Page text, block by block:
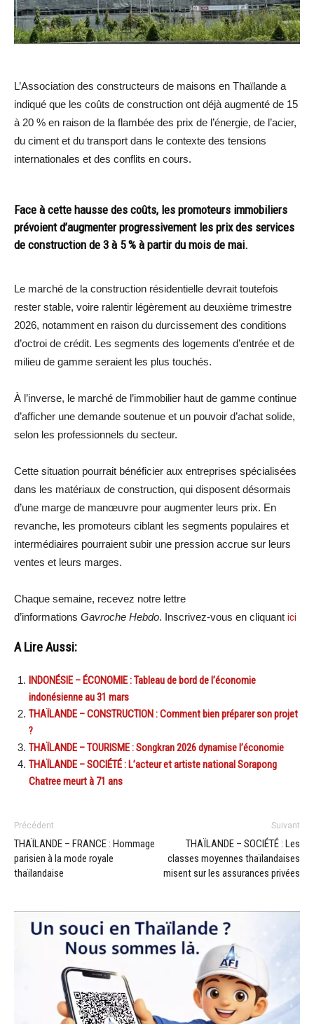
L’Association des constructeurs de maisons en Thaïlande a
indiqué que les coûts de construction ont déjà augmenté de 15
à 20 % en raison de la flambée des prix de l’énergie, de l’acier,
du ciment et du transport dans le contexte des tensions
internationales et des conflits en cours.
Face à cette hausse des coûts, les promoteurs immobiliers
prévoient d’augmenter progressivement les prix des services
de construction de 3 à 5 % à partir du mois de mai.
Le marché de la construction résidentielle devrait toutefois
rester stable, voire ralentir légèrement au deuxième trimestre
2026, notamment en raison du durcissement des conditions
d’octroi de crédit. Les segments des logements d’entrée et de
milieu de gamme seraient les plus touchés.
À l’inverse, le marché de l’immobilier haut de gamme continue
d’afficher une demande soutenue et un pouvoir d’achat solide,
selon les professionnels du secteur.
Cette situation pourrait bénéficier aux entreprises spécialisées
dans les matériaux de construction, qui disposent désormais
d’une marge de manœuvre pour augmenter leurs prix. En
revanche, les promoteurs ciblant les segments populaires et
intermédiaires pourraient subir une pression accrue sur leurs
ventes et leurs marges.
Chaque semaine, recevez notre lettre
d’informations Gavroche Hebdo. Inscrivez-vous en cliquant ici
A Lire Aussi:
INDONÉSIE – ÉCONOMIE : Tableau de bord de l’économie
indonésienne au 31 mars
THAÏLANDE – CONSTRUCTION : Comment bien préparer son projet
?
THAÏLANDE – TOURISME : Songkran 2026 dynamise l’économie
THAÏLANDE – SOCIÉTÉ : L’acteur et artiste national Sorapong
Chatree meurt à 71 ans
Précédent
THAÏLANDE – FRANCE : Hommage
parisien à la mode royale
thaïlandaise
Suivant
THAÏLANDE – SOCIÉTÉ : Les
classes moyennes thaïlandaises
misent sur les assurances privées